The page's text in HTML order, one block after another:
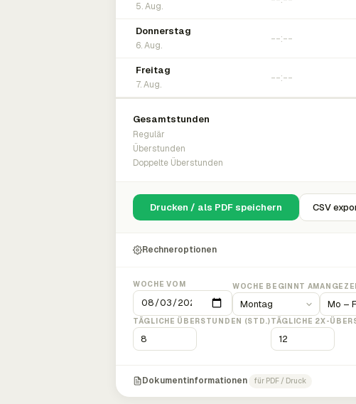
5. Aug.
Donnerstag
6. Aug.
Freitag
7. Aug.
Gesamtstunden
Regulär
Überstunden
Doppelte Überstunden
Drucken / als PDF speichern CSV
Rechneroptionen
WOCHE VOM WOCHE BEGINNT AM
TÄGLICHE ÜBERSTUNDEN (STD.)TÄGLICHE 2X-
Dokumentinformationen für PDF / Druck